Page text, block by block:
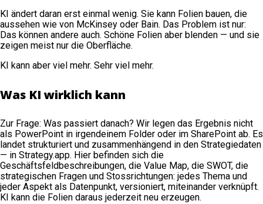
KI ändert daran erst einmal wenig. Sie kann Folien bauen, die
aussehen wie von McKinsey oder Bain. Das Problem ist nur:
Das können andere auch. Schöne Folien aber blenden — und sie
zeigen meist nur die Oberfläche.
KI kann aber viel mehr. Sehr viel mehr.
Was KI wirklich kann
Zur Frage: Was passiert danach? Wir legen das Ergebnis nicht
als PowerPoint in irgendeinem Folder oder im SharePoint ab. Es
landet strukturiert und zusammenhängend in den Strategiedaten
— in Strategy.app. Hier befinden sich die
Geschäftsfeldbeschreibungen, die Value Map, die SWOT, die
strategischen Fragen und Stossrichtungen: jedes Thema und
jeder Aspekt als Datenpunkt, versioniert, miteinander verknüpft.
KI kann die Folien daraus jederzeit neu erzeugen.